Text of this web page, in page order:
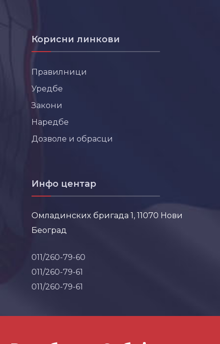
Корисни линкови
Правилници
Уредбе
Закони
Наредбе
Дозволе и обрасци
Инфо центар
Омладинских бригада 1, 11070 Нови
Београд
011/260-79-60
011/260-79-61
011/260-79-61